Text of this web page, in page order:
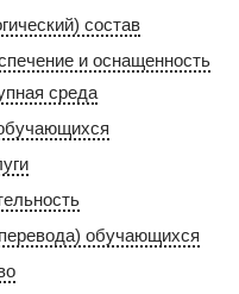
состав
и оснащенность
среда
обучающихся